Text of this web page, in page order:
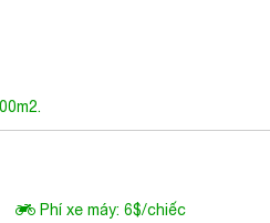
Phí xe máy: 6$/chiếc